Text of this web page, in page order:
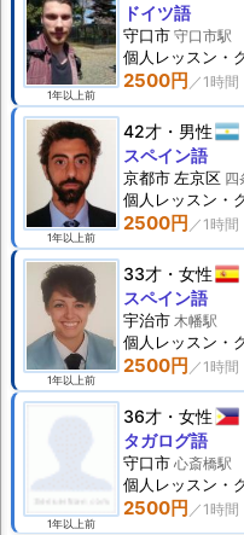
1年以上前
2500円
ドイツ語
守口市 守口市駅
個人 レッスン ・
1年以上前
42才 男性
2500円
スペイン語
京都市 左京区 四
個人 レッスン ・
1年以上前
33才 女性
2500円
スペイン語
宇治市 木幡駅
個人 レッスン ・
1年以上前
36才 女性
2500円
タガログ語
守口市 心斎橋駅
個人 レッスン ・